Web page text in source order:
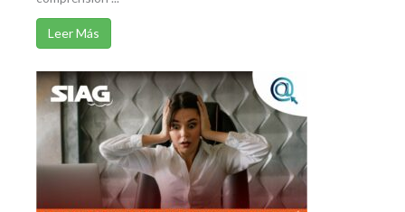
Leer Más